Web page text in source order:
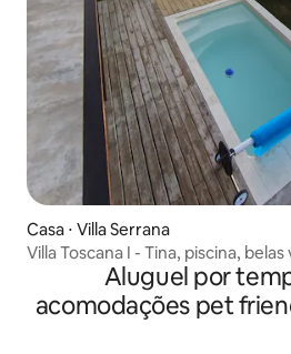
Casa ⋅ Villa Serrana
Villa Toscana I - Tina, piscina, belas
Aluguel por
acomodações pet